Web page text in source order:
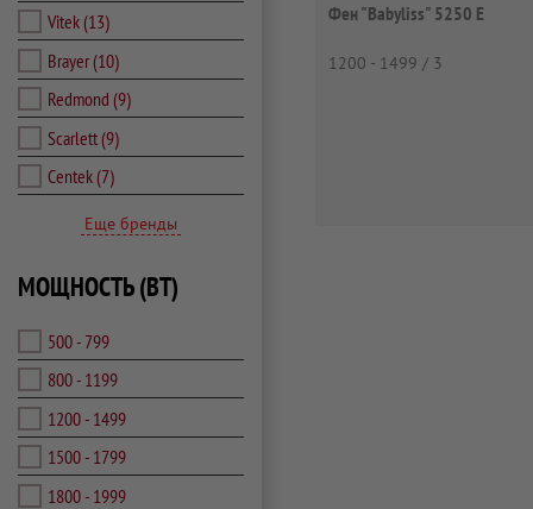
Vitek(13)
Brayer(10)
Redmond (9)
Scarlett(9)
Centek(7)
Еще бренды
МОЩНОСТЬ (ВТ)
500 - 799
800 - 1199
1200 - 1499
1500 - 1799
1800 - 1999
Фен "Babyliss" 5250 E
1200 - 1499 / 3